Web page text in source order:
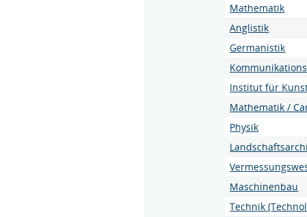
Mathematik
Anglistik
Germanistik
Institut für
Mathematik /
Physik
Maschinenbau
Technik